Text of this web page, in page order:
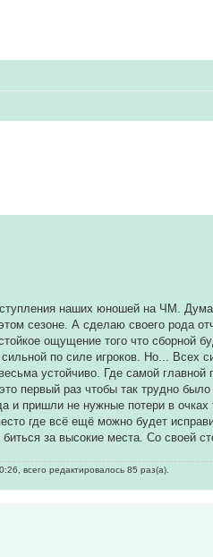
наших юношей на ЧМ.
сезоне. А сделаю своего рода
ощущение того что сборной
по силе игроков. Но...
устойчиво. Где самой
первый раз чтобы так трудно
пришли не нужные потери в очках
где всё ещё можно будет
за высокие места. Со своей
всего редактировалось 85 раз(а).